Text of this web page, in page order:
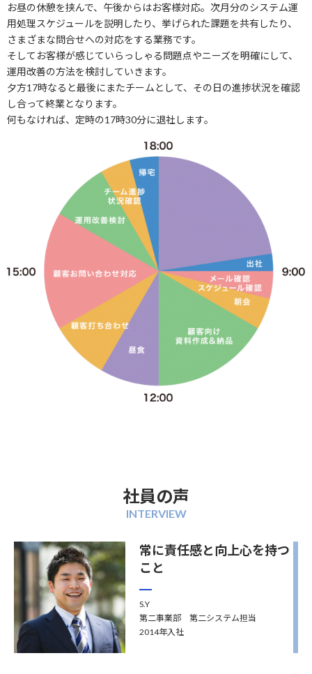
お昼の休憩を挟んで、午後からはお客様対応。次月分のシステム運
用処理スケジュールを説明したり、挙げられた課題を共有したり、
さまざまな問合せへの対応をする業務です。
そしてお客様が感じていらっしゃる問題点やニーズを明確にして、
運用改善の方法を検討していきます。
夕方17時なると最後にまたチームとして、その日の進捗状況を確認
し合って終業となります。
何もなければ、定時の17時30分に退社します。
社員の声
INTERVIEW
常に責任感と向上心を持つ
こと
S.Y
第二事業部 第二システム担当
2014年入社